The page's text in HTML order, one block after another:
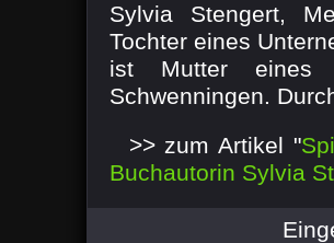
Sylvia Stengert,
Tochter eines
ist Mutter eines
Schwenningen.
>> zum Artikel "
Buchautorin Sylvia